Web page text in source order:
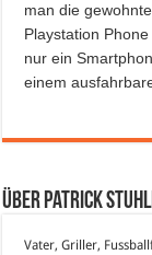
man die
Playstation
nur ein
einem
Über Patrick
Vater, Griller,